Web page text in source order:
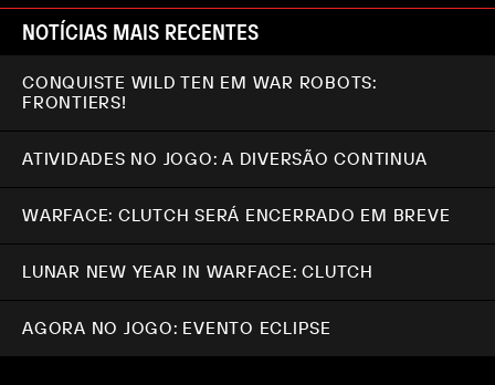
NOTÍCIAS MAIS RECENTES
CONQUISTE WILD TEN EM WAR ROBOTS:
FRONTIERS!
ATIVIDADES NO JOGO: A DIVERSÃO CONTINUA
WARFACE: CLUTCH SERÁ ENCERRADO EM BREVE
LUNAR NEW YEAR IN WARFACE: CLUTCH
AGORA NO JOGO: EVENTO ECLIPSE